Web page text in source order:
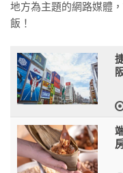
地方為主題的網路媒體
飯！